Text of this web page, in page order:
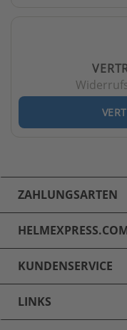
ZAHLUNGSARTEN
KUNDENSERVICE
LINKS